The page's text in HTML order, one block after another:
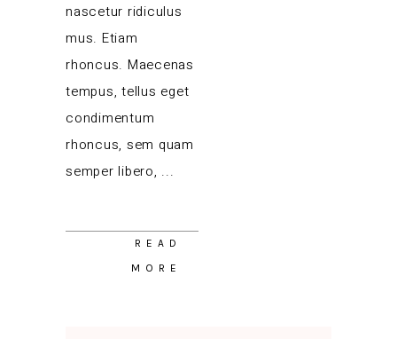
nascetur ridiculus
mus. Etiam
rhoncus. Maecenas
tempus, tellus eget
condimentum
rhoncus, sem quam
semper libero,
READ
MORE